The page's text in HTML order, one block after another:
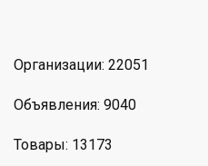
Организации: 22051
Объявления: 9040
Товары: 13173